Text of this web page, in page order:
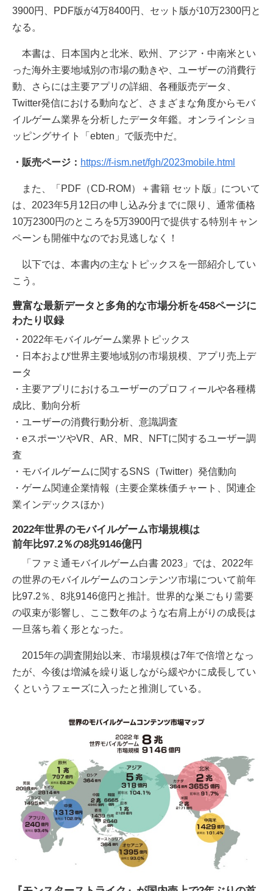
3900円、PDF版が4万8400円、セット版が10万2300円と
なる。
本書は、日本国内と北米、欧州、アジア・中南米とい
った海外主要地域別の市場の動きや、ユーザーの消費行
動、さらには主要アプリの詳細、各種販売データ、
Twitter発信における動向など、さまざまな角度からモバ
イルゲーム業界を分析したデータ年鑑。オンラインショ
ッピングサイト「ebten」で販売中だ。
・販売ページ： https://f-ism.net/fgh/2023mobile.html
また、「PDF（CD-ROM）＋書籍 セット版」について
は、2023年5月12日の申し込み分までに限り、通常価格
10万2300円のところを5万3900円で提供する特別キャン
ペーンも開催中なのでお見逃しなく！
以下では、本書内の主なトピックスを一部紹介してい
こう。
豊富な最新データと多角的な市場分析を458ページに
わたり収録
・2022年モバイルゲーム業界トピックス
・日本および世界主要地域別の市場規模、アプリ売上デ
ータ
・主要アプリにおけるユーザーのプロフィールや各種構
成比、動向分析
・ユーザーの消費⾏動分析、意識調査
・eスポーツやVR、AR、MR、NFTに関するユーザー調
査
・モバイルゲームに関するSNS（Twitter）発信動向
・ゲーム関連企業情報（主要企業株価チャート、関連企
業インデックスほか）
2022年世界のモバイルゲーム市場規模は
前年比97.2％の8兆9146億円
「ファミ通モバイルゲーム白書 2023」では、2022年
の世界のモバイルゲームのコンテンツ市場について前年
比97.2％、8兆9146億円と推計。世界的な巣ごもり需要
の収束が影響し、ここ数年のような右肩上がりの成長は
⼀旦落ち着く形となった。
2015年の調査開始以来、市場規模は7年で倍増となっ
たが、今後は増減を繰り返しながら緩やかに成長してい
くというフェーズに入ったと推測している。